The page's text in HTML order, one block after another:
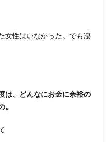
女性はいなかった。でも凄
は、どんなにお金に余裕の